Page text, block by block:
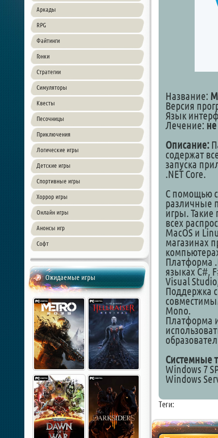
Аркады
RPG
Файтинги
Гонки
Стратегии
Симуляторы
Квесты
Песочницы
Приключения
Логические игры
Детские игры
Спортивные игры
Хоррор игры
Онлайн игры
Анонсы игр
Софт
Ожидаемые игры
Название:
Версия
Язык
Лечение: не
Описание:
содержат
запуска
.NET Core.
С помощью
различные
игры.
всех
MacOS и
магазинах
Платформа
языках C#,
Visual
Поддержка
Mono.
Платформа
Системные
Windows 7
Windows
Теги: